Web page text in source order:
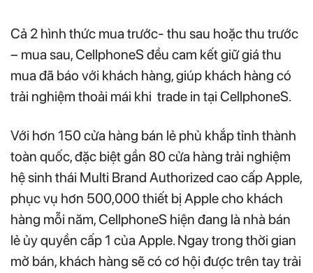
Cả 2 hình thức mua trước- thu sau hoặc thu trước
– mua sau, CellphoneS đều cam kết giữ giá thu
mua đã báo với khách hàng, giúp khách hàng có
trải nghiệm thoải mái khi trade in tại CellphoneS.
Với hơn 150 cửa hàng bán lẻ phủ khắp tỉnh thành
toàn quốc, đặc biệt gần 80 cửa hàng trải nghiệm
hệ sinh thái Multi Brand Authorized cao cấp Apple,
phục vụ hơn 500,000 thiết bị Apple cho khách
hàng mỗi năm, CellphoneS hiện đang là nhà bán
lẻ ủy quyền cấp 1 của Apple. Ngay trong thời gian
mở bán, khách hàng sẽ có cơ hội được trên tay trải